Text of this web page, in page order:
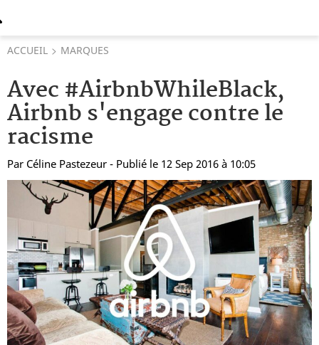
ACCUEIL MARQUES
Avec #AirbnbWhileBlack,
Airbnb s'engage contre le
racisme
Par Céline Pastezeur - Publié le 12 Sep 2016 à 10:05